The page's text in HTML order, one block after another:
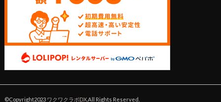
©Copyright2023 ワクワクラボDX.All Rights Reserved.